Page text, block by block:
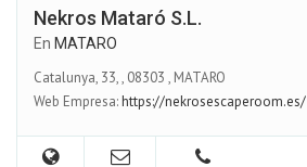
Nekros Mataró S.L.
En MATARO
Catalunya, 33,, 08303 , MATARO
Web Empresa:https://nekrosescaperoom.es/